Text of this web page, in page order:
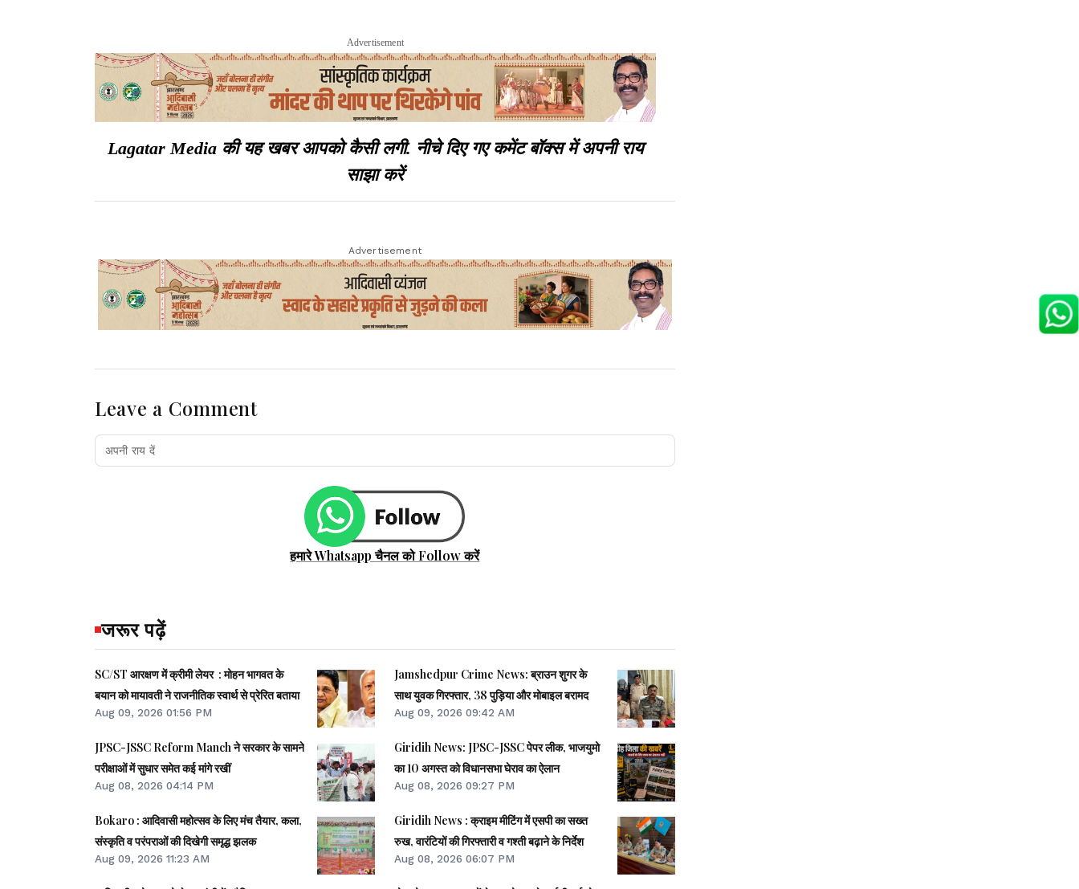
Advertisement
Lagatar Media की यह खबर आपको कैसी लगी. नीचे दिए गए कमेंट बॉक्स में अपनी राय
साझा करें
Advertisement
Leave a Comment
हमारे Whatsapp चैनल को Follow करें
जरूर पढ़ें
SC/ST आरक्षण में क्रीमी लेयर : मोहन भागवत के
बयान को मायावती ने राजनीतिक स्वार्थ से प्रेरित बताया
Aug 09, 2026 01:56 PM
JPSC-JSSC Reform Manch ने सरकार के सामने
परीक्षाओं में सुधार समेत कई मांगे रखीं
Aug 08, 2026 04:14 PM
Bokaro : आदिवासी महोत्सव के लिए मंच तैयार, कला,
संस्कृति व परंपराओं की दिखेगी समृद्ध झलक
Aug 09, 2026 11:23 AM
Jamshedpur Crime News: ब्राउन शुगर के
साथ युवक गिरफ्तार, 38 पुड़िया और मोबाइल बरामद
Aug 09, 2026 09:42 AM
Giridih News: JPSC-JSSC पेपर लीक, भाजयुमो
का 10 अगस्त को विधानसभा घेराव का ऐलान
Aug 08, 2026 09:27 PM
Giridih News : क्राइम मीटिंग में एसपी का सख्त
रुख, वारंटियों की गिरफ्तारी व गश्ती बढ़ाने के निर्देश
Aug 08, 2026 06:07 PM